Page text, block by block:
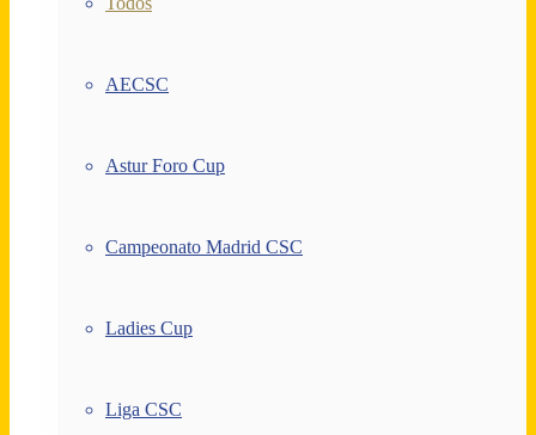
AECSC
Astur Foro Cup
Campeonato Madrid CSC
Ladies Cup
Liga CSC